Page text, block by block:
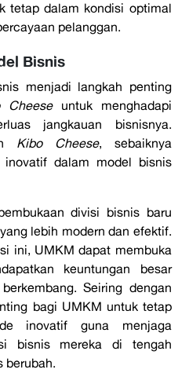
tetap dalam kondisi optimal
pelanggan.
Bisnis
menjadi langkah penting
Cheeseuntuk menghadapi
jangkauan bisnisnya.
Kibo Cheese, sebaiknya
inovatif dalam model bisnis
divisi bisnis baru
lebih modern dan efektif.
ini, UMKM dapat membuka
keuntungan besar
Seiring dengan
bagi UMKM untuk tetap
inovatif guna menjaga
bisnis mereka di tengah
berubah.